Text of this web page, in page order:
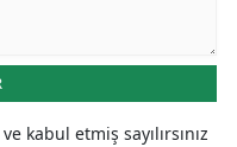
kabul etmiş sayılırsınız